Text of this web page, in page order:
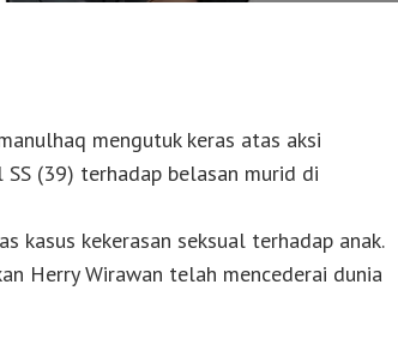
mengutuk keras atas aksi
(39) terhadap belasan murid di
kasus kekerasan seksual terhadap anak.
Herry Wirawan telah mencederai dunia